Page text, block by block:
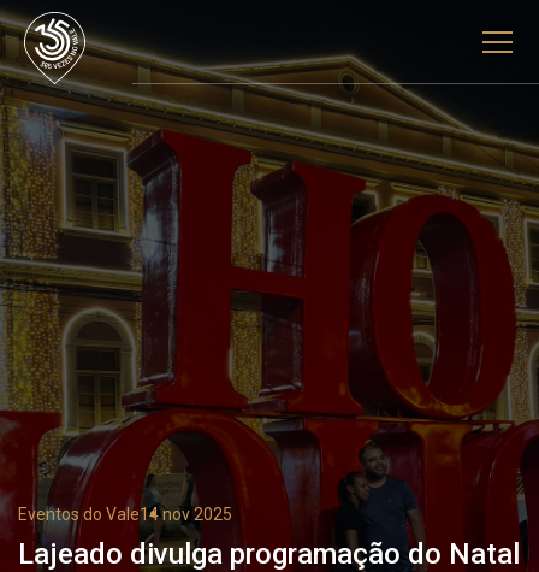
Eventos do Vale14 nov 2025
Lajeado divulga programação do Natal